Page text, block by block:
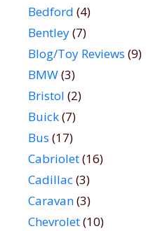
Bedford (4)
Bentley(7)
Blog/Toy Reviews (9)
BMW(3)
Bristol (2)
Buick(7)
Bus (17)
Cabriolet(16)
Cadillac(3)
Caravan(3)
Chevrolet(10)